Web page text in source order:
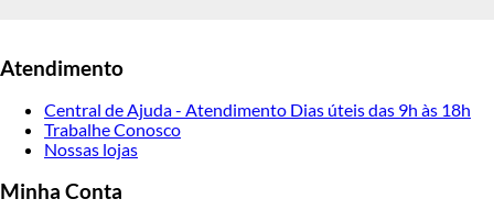
Atendimento
Central de Ajuda - Atendimento Dias úteis das 9h às 18h
Trabalhe Conosco
Nossas lojas
Minha Conta